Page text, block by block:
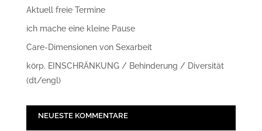
Aktuell freie Termine
ich mache eine kleine Pause
Care-Dimensionen von Sexarbeit
körp. EINSCHRÄNKUNG / Behinderung / Diversität
(dt/engl)
NEUESTE KOMMENTARE